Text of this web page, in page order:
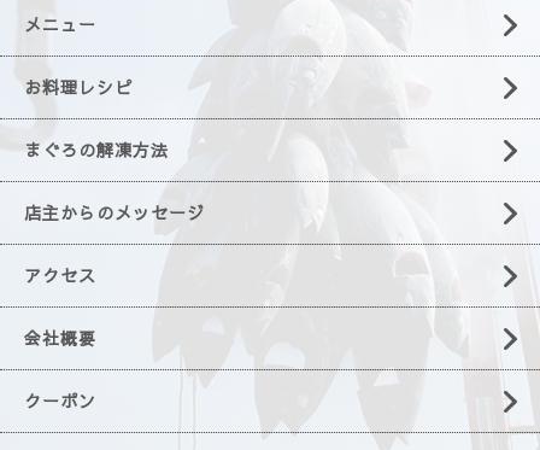
メニュー
お料理レシピ
まぐろの解凍方法
店主からのメッセージ
アクセス
会社概要
クーポン